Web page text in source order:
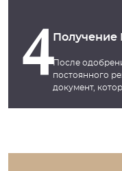
4После
постоянного
документ,